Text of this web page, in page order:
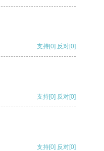
支持[0] 反对[0]
支持[0] 反对[0]
支持[0] 反对[0]